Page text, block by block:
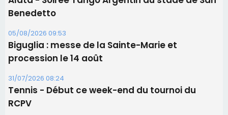
31/07/2026 08:22
82ème anniversaire de la disparition du
Commandant Antoine de Saint Exupery
Les plus lus
Satine Nomary est la nouvelle Miss Corse 2026